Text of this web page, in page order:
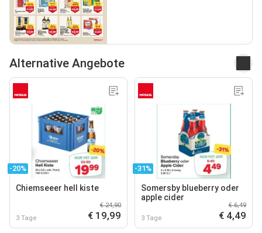
Alternative Angebote
-20%
Chiemseeer hell kiste
3 Tage
€ 24,90
€ 19,99
-31%
Somersby blueberry oder
apple cider
3 Tage
€ 6,49
€ 4,49